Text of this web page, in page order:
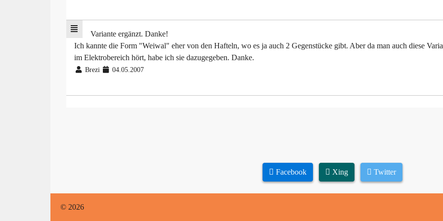
Variante ergänzt. Danke!
Ich kannte die Form "Weiwal" eher von den Hafteln, wo es ja auch 2 Gegenstücke gibt. Aber da man auch diese
im Elektrobereich hört, habe ich sie dazugegeben. Danke.
Brezi 04.05.2007
Facebook Xing Twitter
© 2026